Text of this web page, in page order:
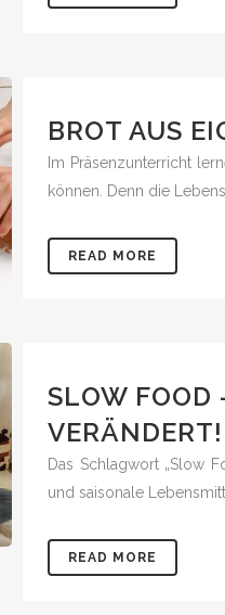
BROT AUS
Im Präsenzunterricht
können. Denn die
READ MORE
SLOW FOOD
VERÄNDERT!
Das Schlagwort „Slow
und saisonale
READ MORE